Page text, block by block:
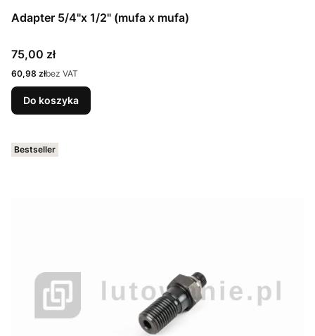
Adapter 5/4"x 1/2" (mufa x mufa)
Cena
75,00 zł
Cena
60,98 złbez VAT
Do koszyka
Bestseller